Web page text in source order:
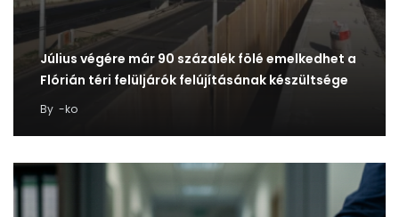
Július végére már 90 százalék fölé emelkedhet a
Flórián téri felüljárók felújításának készültsége
By -ko